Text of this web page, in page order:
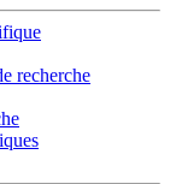
recherche